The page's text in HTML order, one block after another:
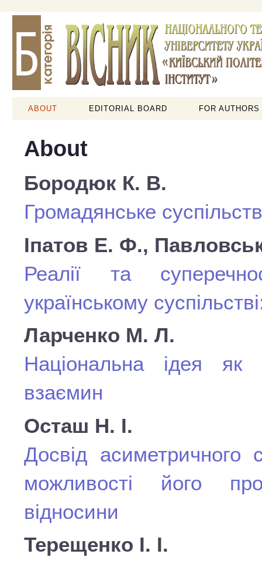
ABOUT EDITORIAL BOARD FOR AUTHORS
About
Бородюк К. В.
Громадянське
Іпатов Е. Ф.,
Реалії та
українському
Ларченко М. Л.
Національна ідея як
взаємин
Осташ Н. І.
Досвід асиметричного
можливості його
відносини
Терещенко І. І.